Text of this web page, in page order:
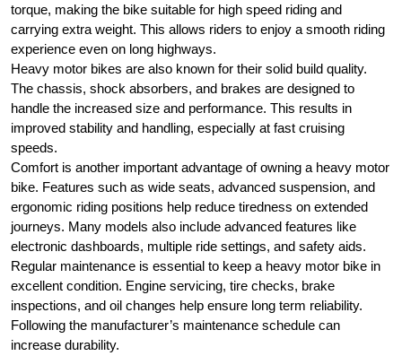
torque, making the bike suitable for high speed riding and
carrying extra weight. This allows riders to enjoy a smooth riding
experience even on long highways.
Heavy motor bikes are also known for their solid build quality.
The chassis, shock absorbers, and brakes are designed to
handle the increased size and performance. This results in
improved stability and handling, especially at fast cruising
speeds.
Comfort is another important advantage of owning a heavy motor
bike. Features such as wide seats, advanced suspension, and
ergonomic riding positions help reduce tiredness on extended
journeys. Many models also include advanced features like
electronic dashboards, multiple ride settings, and safety aids.
Regular maintenance is essential to keep a heavy motor bike in
excellent condition. Engine servicing, tire checks, brake
inspections, and oil changes help ensure long term reliability.
Following the manufacturer’s maintenance schedule can
increase durability.